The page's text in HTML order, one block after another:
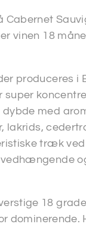
vinen 18
produceres i
dybde med
lakrids,
træk
18